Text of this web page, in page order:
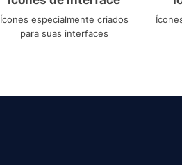
Ícones especialmente criados
para suas interfaces